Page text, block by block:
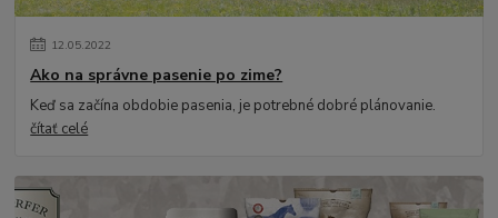
12.05.2022
Ako na správne pasenie po zime?
Keď sa začína obdobie pasenia, je potrebné dobré plánovanie.
čítať celé